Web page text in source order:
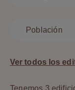
Población
Ver todos los
Tenemos 3